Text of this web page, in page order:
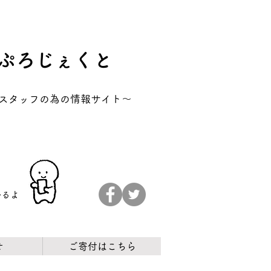
ろじぇくと
タッフの為の情報サイト～
よ
ご寄付はこちら